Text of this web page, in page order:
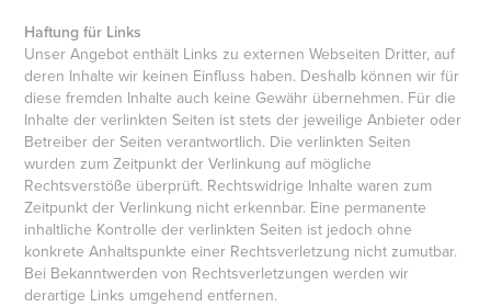
Haftung für Links
Unser Angebot enthält Links zu externen Webseiten Dritter, auf
deren Inhalte wir keinen Einfluss haben. Deshalb können wir für
diese fremden Inhalte auch keine Gewähr übernehmen. Für die
Inhalte der verlinkten Seiten ist stets der jeweilige Anbieter oder
Betreiber der Seiten verantwortlich. Die verlinkten Seiten
wurden zum Zeitpunkt der Verlinkung auf mögliche
Rechtsverstöße überprüft. Rechtswidrige Inhalte waren zum
Zeitpunkt der Verlinkung nicht erkennbar. Eine permanente
inhaltliche Kontrolle der verlinkten Seiten ist jedoch ohne
konkrete Anhaltspunkte einer Rechtsverletzung nicht zumutbar.
Bei Bekanntwerden von Rechtsverletzungen werden wir
derartige Links umgehend entfernen.